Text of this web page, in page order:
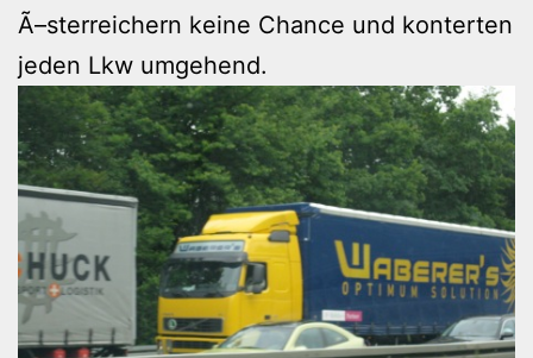
Ã–sterreichern keine Chance und konterten
jeden Lkw umgehend.